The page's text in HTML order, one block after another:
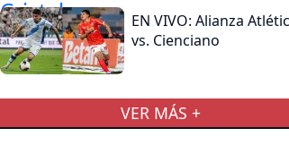
EN VIVO: Alianza
vs. Cienciano
VER MÁS +